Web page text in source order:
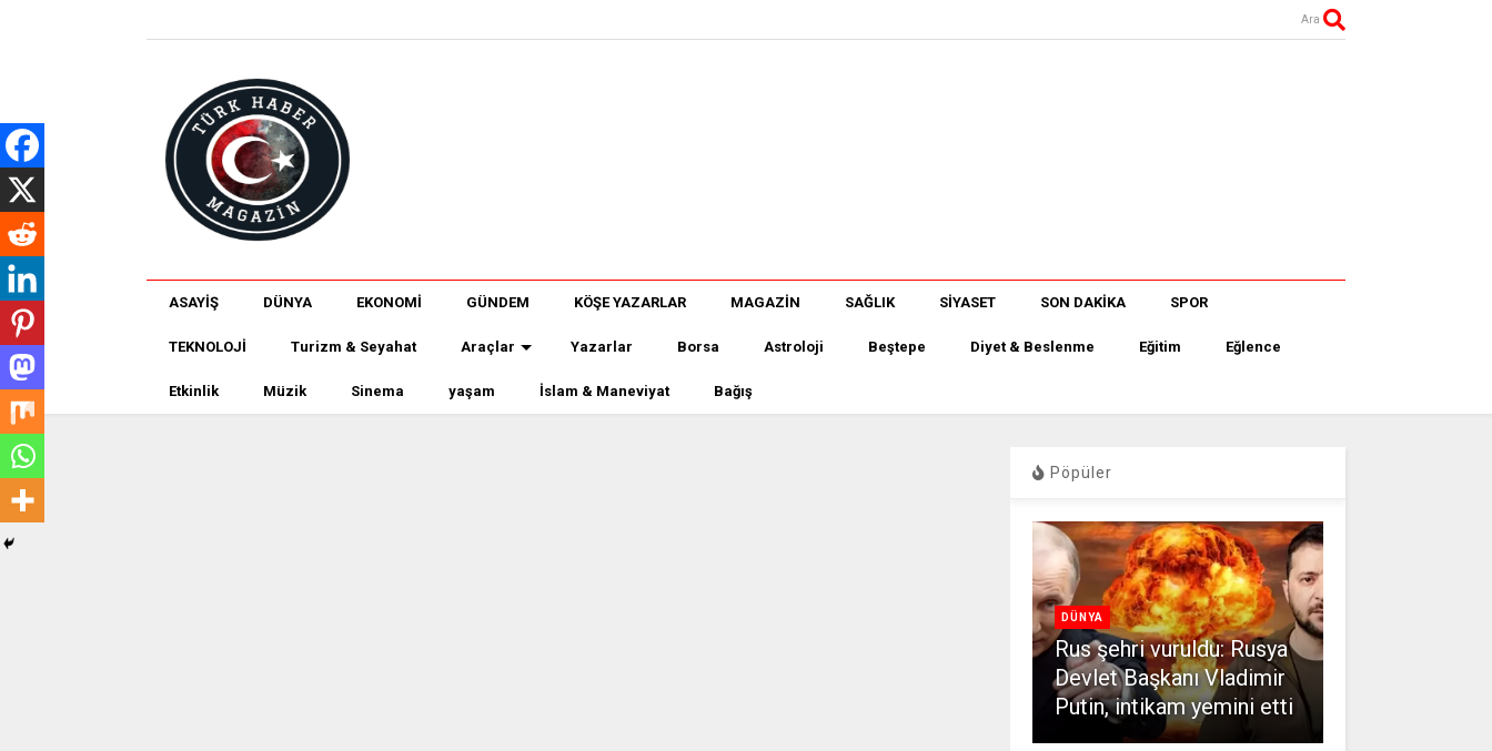
Ara
ASAYİŞ DÜNYA EKONOMİ GÜNDEM KÖŞE YAZARLAR MAGAZİN SAĞLIK SİYASET SON DAKİKA SPOR
TEKNOLOJİ Turizm & Seyahat Araçlar Yazarlar Borsa Astroloji Beştepe Diyet & Beslenme Eğitim Eğlence
Etkinlik Müzik Sinema yaşam İslam & Maneviyat Bağış
Pöpüler
DÜNYA
Rus şehri vuruldu: Rusya
Devlet Başkanı Vladimir
Putin, intikam yemini etti